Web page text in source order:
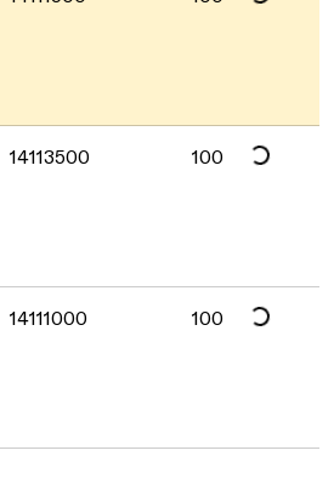
14113500 100
14111000 100 Daten werden geladen. Bitte warten...